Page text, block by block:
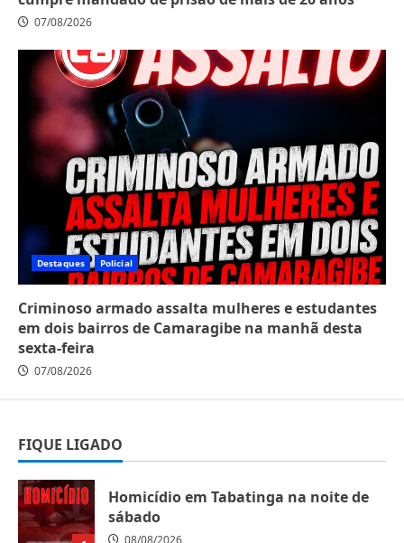
07/08/2026
Destaques Policial
Criminoso armado assalta mulheres e estudantes
em dois bairros de Camaragibe na manhã desta
sexta-feira
07/08/2026
FIQUE LIGADO
Homicídio em Tabatinga na noite de
sábado
08/08/2026